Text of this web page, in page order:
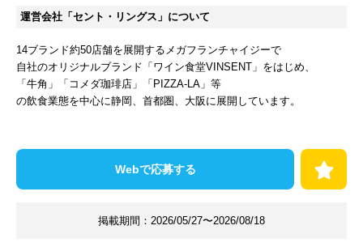
運営会社「セント・リングス」について
14ブランド約50店舗を展開するメガフランチャイジーで
自社のオリジナルブランド「ワイン食堂VINSENT」をはじめ、
「牛角」「コメダ珈琲店」「PIZZA-LA」等
の飲食業態を中心に静岡、首都圏、大阪に展開しています。
Webで応募する
掲載期間： 2026/05/27〜2026/08/18